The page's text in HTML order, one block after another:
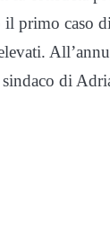
il primo caso
sindaco di